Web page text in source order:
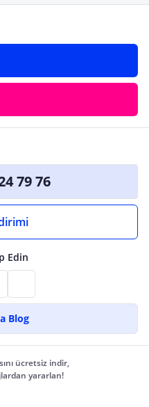
79 76
Edin
Blog
ücretsiz indir,
yararlan!